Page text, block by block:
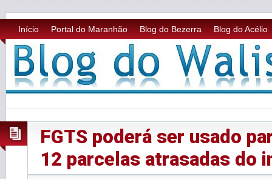
Início Portal do Maranhão Blog do Bezerra Blog do Acélio
FGTS poderá ser usado
12 parcelas atrasadas do